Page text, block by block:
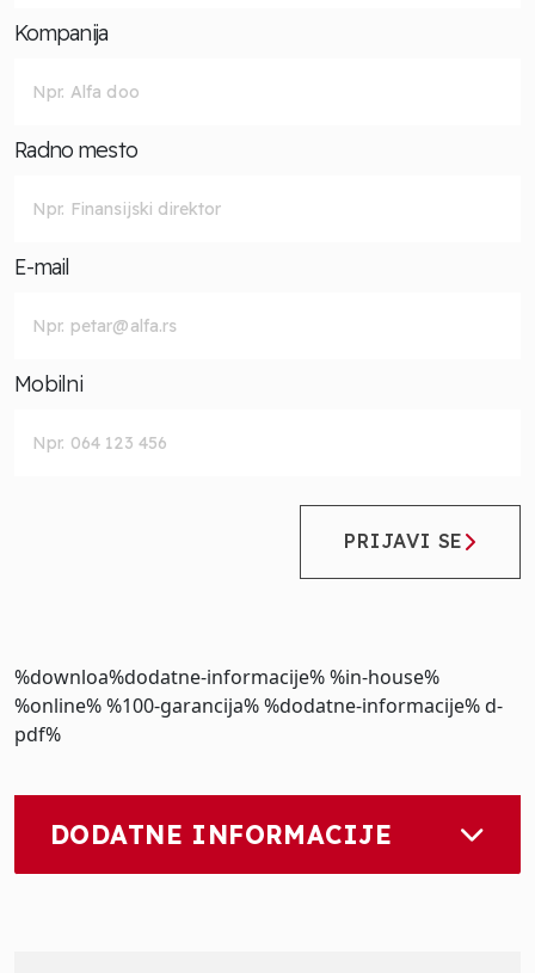
Kompanija
Radno mesto
E-mail
Mobilni
PRIJAVI SE
%downloa%dodatne-informacije% %in-house%
%online% %100-garancija% %dodatne-informacije%d-
pdf%
DODATNE INFORMACIJE